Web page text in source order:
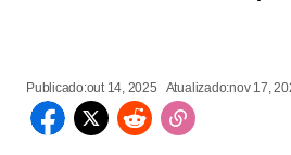
Publicado:out 14, 2025 Atualizado:nov 17,